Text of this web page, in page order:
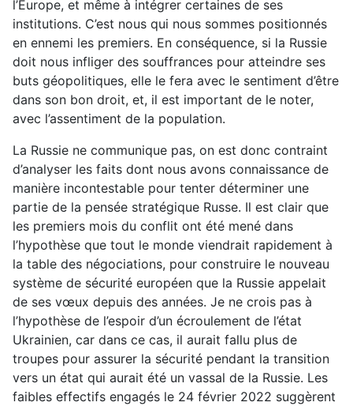
l’Europe, et même à intégrer certaines de ses
institutions. C’est nous qui nous sommes positionnés
en ennemi les premiers. En conséquence, si la Russie
doit nous infliger des souffrances pour atteindre ses
buts géopolitiques, elle le fera avec le sentiment d’être
dans son bon droit, et, il est important de le noter,
avec l’assentiment de la population.
La Russie ne communique pas, on est donc contraint
d’analyser les faits dont nous avons connaissance de
manière incontestable pour tenter déterminer une
partie de la pensée stratégique Russe. Il est clair que
les premiers mois du conflit ont été mené dans
l’hypothèse que tout le monde viendrait rapidement à
la table des négociations, pour construire le nouveau
système de sécurité européen que la Russie appelait
de ses vœux depuis des années. Je ne crois pas à
l’hypothèse de l’espoir d’un écroulement de l’état
Ukrainien, car dans ce cas, il aurait fallu plus de
troupes pour assurer la sécurité pendant la transition
vers un état qui aurait été un vassal de la Russie. Les
faibles effectifs engagés le 24 février 2022 suggèrent